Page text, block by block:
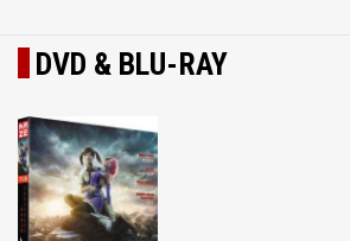
DVD & BLU-RAY